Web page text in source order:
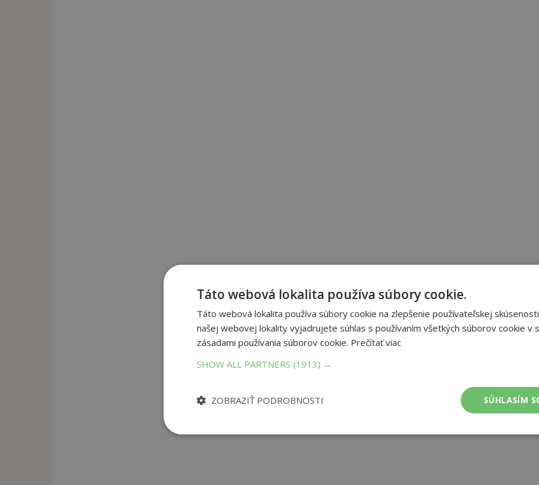
Táto webová lokalita používa súbory cookie.
Táto webová lokalita používa súbory cookie na zlepšenie používateľskej
našej webovej lokality vyjadrujete súhlas s používaním všetkých súborov cookie v
zásadami používania súborov cookie. Prečítať viac
SHOW ALL PARTNERS (1913) →
SÚHLASÍM
ZOBRAZIŤ PODROBNOSTI